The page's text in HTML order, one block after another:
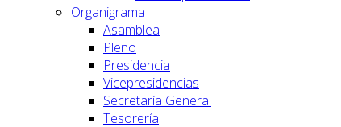
Organigrama
Asamblea
Pleno
Presidencia
Vicepresidencias
Secretaría General
Tesorería